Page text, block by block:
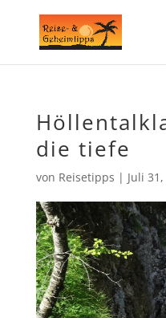
die tiefe
von Reisetipps | Juli 31,